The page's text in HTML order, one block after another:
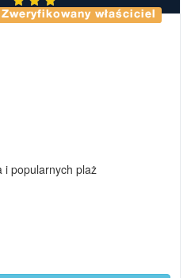
Zweryfikowany właściciel
i popularnych plaż